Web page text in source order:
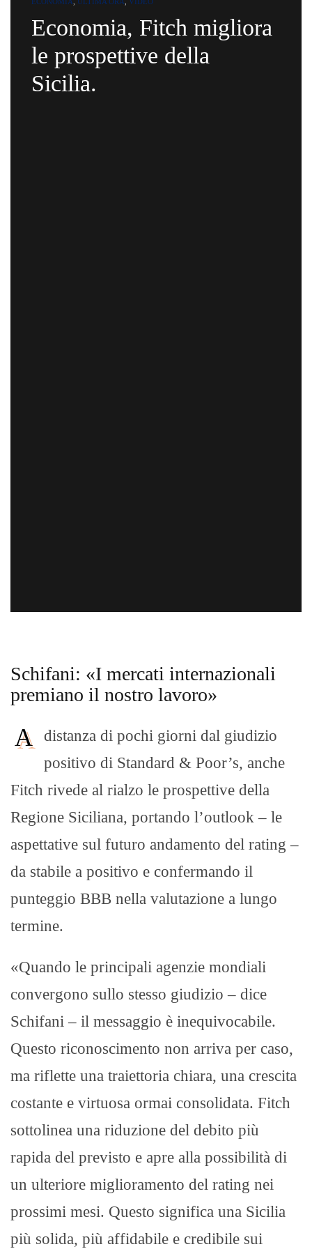
ECONOMIA, ULTIMA ORA, VIDEO
Economia, Fitch migliora
le prospettive della
Sicilia.
Schifani: «I mercati internazionali
premiano il nostro lavoro»
A
distanza di pochi giorni dal giudizio
positivo di Standard & Poor’s, anche
Fitch rivede al rialzo le prospettive della
Regione Siciliana, portando l’outlook – le
aspettative sul futuro andamento del rating –
da stabile a positivo e confermando il
punteggio BBB nella valutazione a lungo
termine.
«Quando le principali agenzie mondiali
convergono sullo stesso giudizio – dice
Schifani – il messaggio è inequivocabile.
Questo riconoscimento non arriva per caso,
ma riflette una traiettoria chiara, una crescita
costante e virtuosa ormai consolidata. Fitch
sottolinea una riduzione del debito più
rapida del previsto e apre alla possibilità di
un ulteriore miglioramento del rating nei
prossimi mesi. Questo significa una Sicilia
più solida, più affidabile e credibile sui